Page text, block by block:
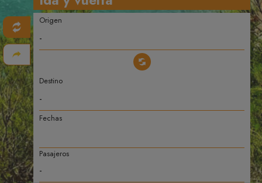
Origen
Destino
Fechas
Pasajeros